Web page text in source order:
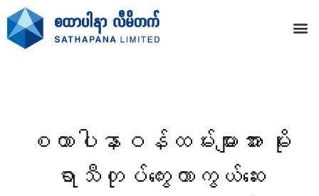
စထာပါနာဝန်ထမ်းများအား မိုး
ရာသီတုပ်ကွေးကာကွယ်ဆေး